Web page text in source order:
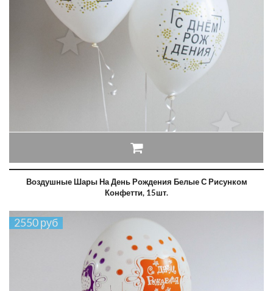
Воздушные Шары На День Рождения Белые С Рисунком
Конфетти, 15шт.
2550 руб